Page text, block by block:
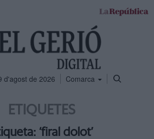
d'agost de 2026 Comarca
ETIQUETES
‘firal dolot’